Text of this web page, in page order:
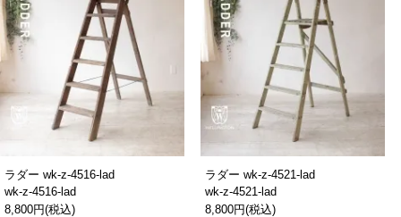
ラダー wk-z-4516-lad
wk-z-4516-lad
8,800円(税込)
ラダー wk-z-4521-lad
wk-z-4521-lad
8,800円(税込)